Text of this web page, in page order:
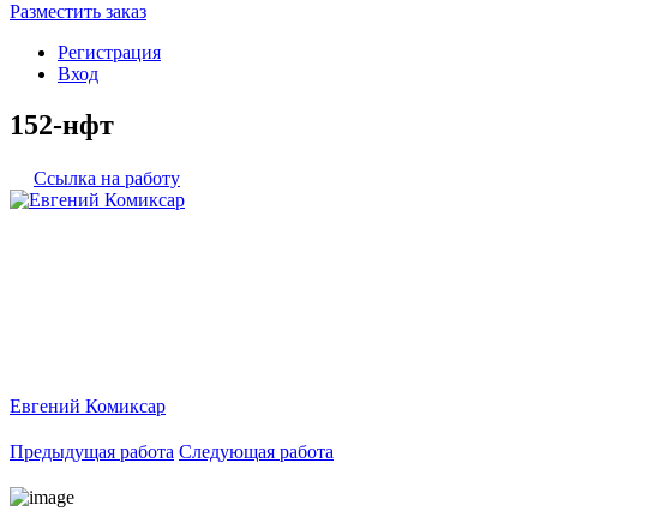
Разместить заказ
Регистрация
Вход
152-нфт
Ссылка на работу
Евгений Комиксар
Предыдущая работа Следующая работа